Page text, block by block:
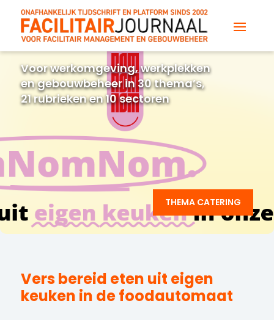
Voor werkomgeving, werkplekken
en gebouwbeheer in 30 thema’s,
21 rubrieken en 10 sectoren
THEMA CATERING
Vers bereid eten uit eigen
keuken in de foodautomaat